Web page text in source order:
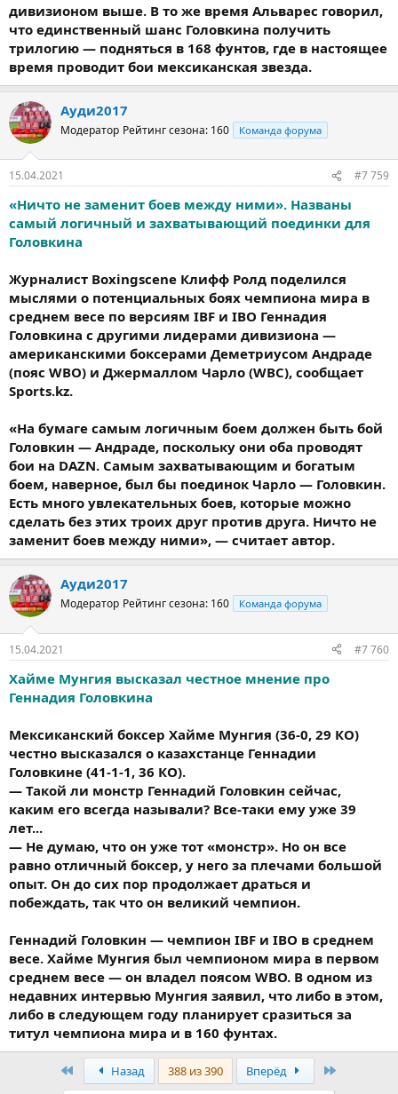
дивизионом выше. В то же время Альварес говорил,
что единственный шанс Головкина получить
трилогию — подняться в 168 фунтов, где в настоящее
время проводит бои мексиканская звезда.
Ауди2017
Модератор Рейтинг сезона: 160 Команда форума
15.04.2021 #7 759
«Ничто не заменит боев между ними». Названы
самый логичный и захватывающий поединки для
Головкина
Журналист Boxingscene Клифф Ролд поделился
мыслями о потенциальных боях чемпиона мира в
среднем весе по версиям IBF и IBO Геннадия
Головкина с другими лидерами дивизиона —
американскими боксерами Деметриусом Андраде
(пояс WBO) и Джермаллом Чарло (WBC), сообщает
Sports.kz.
«На бумаге самым логичным боем должен быть бой
Головкин — Андраде, поскольку они оба проводят
бои на DAZN. Самым захватывающим и богатым
боем, наверное, был бы поединок Чарло — Головкин.
Есть много увлекательных боев, которые можно
сделать без этих троих друг против друга. Ничто не
заменит боев между ними», — считает автор.
Ауди2017
Модератор Рейтинг сезона: 160 Команда форума
15.04.2021 #7 760
Хайме Мунгия высказал честное мнение про
Геннадия Головкина
Мексиканский боксер Хайме Мунгия (36-0, 29 КО)
честно высказался о казахстанце Геннадии
Головкине (41-1-1, 36 КО).
— Такой ли монстр Геннадий Головкин сейчас,
каким его всегда называли? Все-таки ему уже 39
лет...
— Не думаю, что он уже тот «монстр». Но он все
равно отличный боксер, у него за плечами большой
опыт. Он до сих пор продолжает драться и
побеждать, так что он великий чемпион.
Геннадий Головкин — чемпион IBF и IBO в среднем
весе. Хайме Мунгия был чемпионом мира в первом
среднем весе — он владел поясом WBO. В одном из
недавних интервью Мунгия заявил, что либо в этом,
либо в следующем году планирует сразиться за
титул чемпиона мира и в 160 фунтах.
ПервыйНазад 388 из 390 Вперёд